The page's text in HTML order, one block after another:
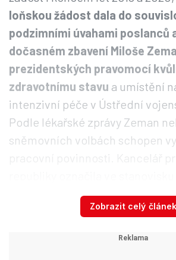
loňskou žádost dala do
podzimními úvahami poslanců
dočasném zbavení Miloše
prezidentských pravomocí
zdravotnímu stavu a umístění
intenzivní péče v Ústřední
Podle lékařské zprávy Zeman
sněmovních volbách schopen
převedení pravomocí hlavy
ústavní činitele za „pokus o puč
Zobrazit celý článek